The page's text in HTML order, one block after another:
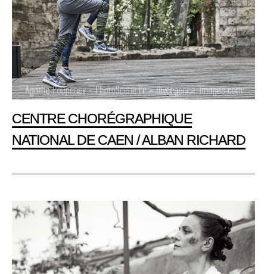
CENTRE CHORÉGRAPHIQUE
NATIONAL DE CAEN / ALBAN RICHARD